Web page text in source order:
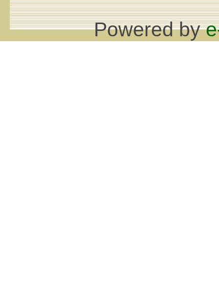
Powered by